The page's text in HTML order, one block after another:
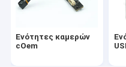
ενότητα lap-top
1MP ενότητα καμερών
Ενότητες καμερών
cOem